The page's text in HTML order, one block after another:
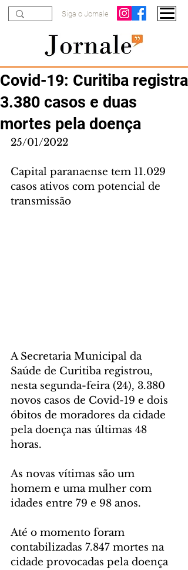
Siga o Jornale
Covid-19: Curitiba registra
3.380 casos e duas
mortes pela doença
25/01/2022
Capital paranaense tem 11.029
casos ativos com potencial de
transmissão
A Secretaria Municipal da
Saúde de Curitiba registrou,
nesta segunda-feira (24), 3.380
novos casos de Covid-19 e dois
óbitos de moradores da cidade
pela doença nas últimas 48
horas.
As novas vítimas são um
homem e uma mulher com
idades entre 79 e 98 anos.
Até o momento foram
contabilizadas 7.847 mortes na
cidade provocadas pela doença